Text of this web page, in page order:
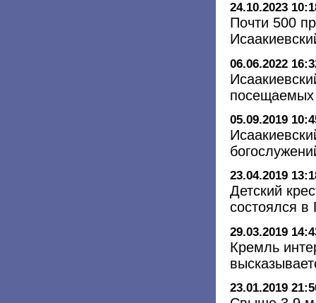
24.10.2023
Почти 500
06.06.2022
посещаемых
05.09.2019
23.04.2019
Детский
состоялся в
29.03.2019
Кремль
23.01.2019